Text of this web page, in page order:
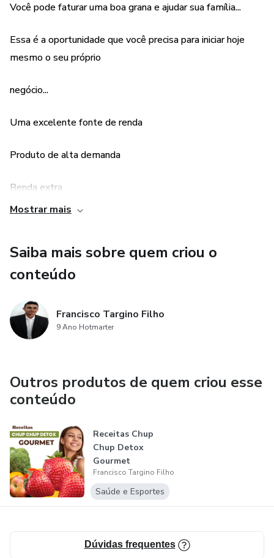
Você pode faturar uma boa grana e ajudar sua família...
Você pode faturar uma boa grana e ajudar sua família...
Essa é a oportunidade que você precisa para iniciar hoje
mesmo o seu próprio
negócio...
Uma excelente fonte de renda
Produto de alta demanda
Renda extra
Fácil de vender
Mostrar mais
Saiba mais sobre quem criou o
conteúdo
Francisco Targino Filho
9 Ano Hotmarter
Outros produtos de quem criou esse
conteúdo
Receitas Chup
Chup Detox
Gourmet
Francisco Targino Filho
Saúde e Esportes
Dúvidas frequentes